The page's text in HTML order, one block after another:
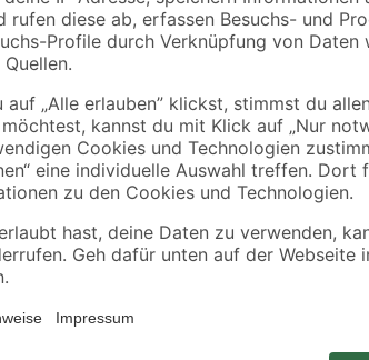
Bist du auf der
aufzubewahren?
kannst du ihn für
ermöglichen es dir
mehr Ordnung in